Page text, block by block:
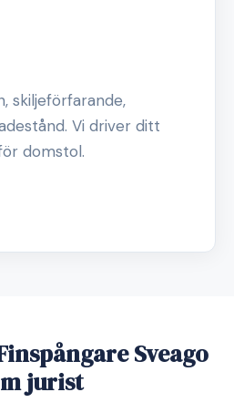
skiljeförfarande,
Vi driver ditt
domstol.
Sveago
jurist